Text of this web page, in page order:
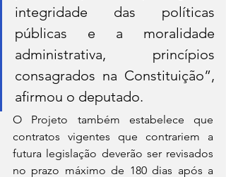
integridade das políticas
públicas e a moralidade
administrativa, princípios
consagrados na Constituição”,
afirmou o deputado.
O Projeto também estabelece que
contratos vigentes que contrariem a
futura legislação deverão ser revisados
no prazo máximo de 180 dias após a